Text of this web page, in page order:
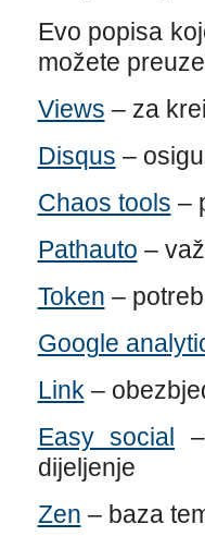
Evo popisa
možete
Views – za
Disqus –
Chaos tools –
Pathauto –
Token –
Google
Link –
Easy social
dijeljenje
Zen – baza